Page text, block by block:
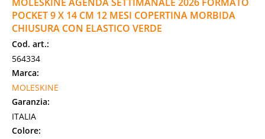
POCKET 9 X 14 CM 12 MESI COPERTINA MORBIDA
CHIUSURA CON ELASTICO VERDE
Cod. art.:
564334
Marca:
MOLESKINE
Garanzia:
ITALIA
Colore: